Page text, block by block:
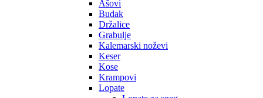
Ašovi
Budak
Držalice
Grabulje
Kalemarski noževi
Keser
Kose
Krampovi
Lopate